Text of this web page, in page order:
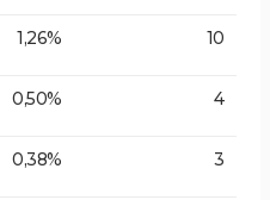
1,26% 10
0,50% 4
0,38% 3